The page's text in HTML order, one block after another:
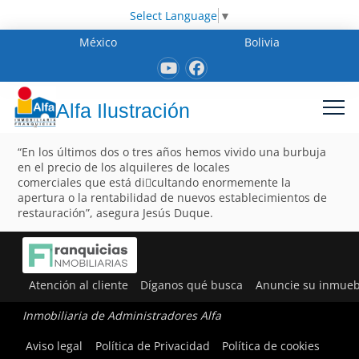
Select Language ▼
México
Bolivia
Alfa Ilustración
“En los últimos dos o tres años hemos vivido una burbuja
en el precio de los alquileres de locales
comerciales que está di􀂦cultando enormemente la
apertura o la rentabilidad de nuevos establecimientos de
restauración”, asegura Jesús Duque.
Atención al cliente Díganos qué busca Anuncie su
Inmobiliaria de Administradores Alfa
Aviso legal
Política de Privacidad Política de cookies